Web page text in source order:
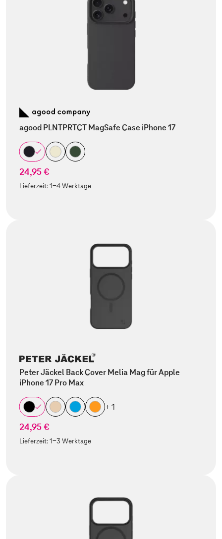
agood PLNTPRTCT MagSafe Case iPhone 17
24,95 €
Lieferzeit:1-4 Werktage
Peter Jäckel Back Cover Melia Mag für Apple
iPhone 17 Pro Max
+ 1
24,95 €
Lieferzeit:1-3 Werktage